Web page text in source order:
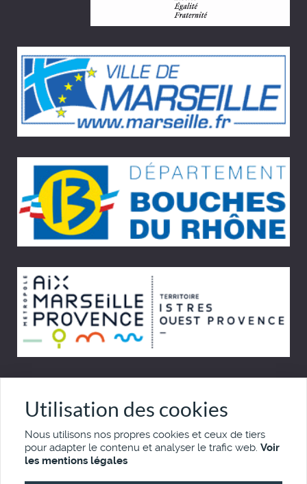
© Cinémémoire.net 1997 - 2026
Site développé par Pierre Goulaouic
Mentions légales Nous contacter
Utilisation des cookies
Nous utilisons nos propres cookies et ceux de tiers
pour adapter le contenu et analyser le trafic web. Voir
les mentions légales